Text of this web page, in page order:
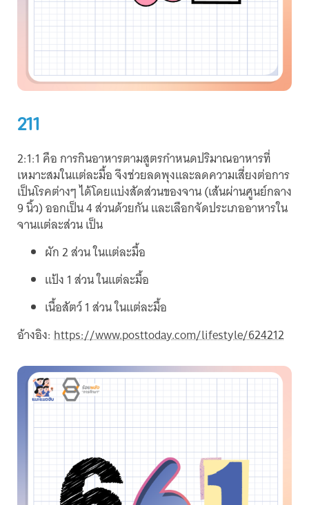
211
2:1:1 คือ การกินอาหารตามสูตรกําหนดปริมาณอาหารที่
เหมาะสมในแต่ละมื้อ จึงช่วยลดพุงและลดความเสี่ยงต่อการ
เป็นโรคต่างๆ ได้โดยแบ่งสัดส่วนของจาน (เส้นผ่านศูนย์กลาง
9 นิ้ว) ออกเป็น 4 ส่วนด้วยกัน และเลือกจัดประเภออาหารใน
จานแต่ละส่วน เป็น
ผัก 2 ส่วน ในแต่ละมื้อ
แป้ง 1 ส่วน ในแต่ละมื้อ
เนื้อสัตว์ 1 ส่วน ในแต่ละมื้อ
อ้างอิง: https://www.posttoday.com/lifestyle/624212